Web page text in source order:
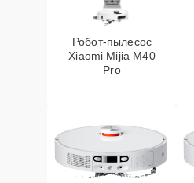
Робот-пылесос
Xiaomi Mijia M40
Pro